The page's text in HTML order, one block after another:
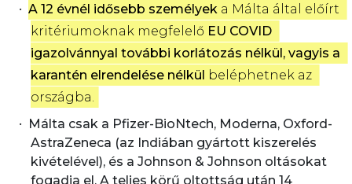
A 12 évnél idősebb személyek a Málta által előírt
kritériumoknak megfelelő EU COVID
igazolvánnyal további korlátozás nélkül, vagyis a
karantén elrendelése nélkül beléphetnek az
országba.
Málta csak a Pfizer-BioNtech, Moderna, Oxford-
AstraZeneca (az Indiában gyártott kiszerelés
kivételével), és a Johnson & Johnson oltásokat
fogadja el. A teljes körű oltottság után 14